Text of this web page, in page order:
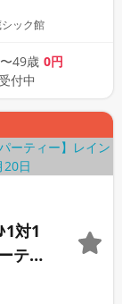
ック館
49歳 0円
付中
対1
ティ